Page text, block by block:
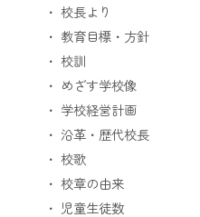
校長より
教育目標・方針
校訓
めざす学校像
学校経営計画
沿革・歴代校長
校歌
校章の由来
児童生徒数